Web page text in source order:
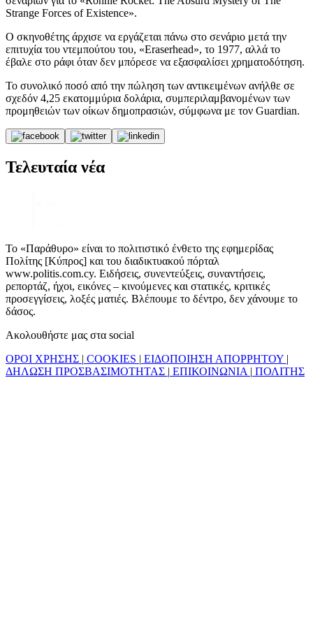
Strange Forces of Existence».
Ο σκηνοθέτης άρχισε να εργάζεται πάνω στο σενάριο μετά την
επιτυχία του ντεμπούτου του, «Eraserhead», το 1977, αλλά το
έβαλε στο ράφι όταν δεν μπόρεσε να εξασφαλίσει χρηματοδότηση.
Το συνολικό ποσό από την πώληση των αντικειμένων ανήλθε σε
σχεδόν 4,25 εκατομμύρια δολάρια, συμπεριλαμβανομένων των
προμηθειών των οίκων δημοπρασιών, σύμφωνα με τον Guardian.
Τελευταία νέα
Το «Παράθυρο» είναι το πολιτιστικό ένθετο της εφημερίδας
Πολίτης [Κύπρος] και του διαδικτυακού πόρταλ
www.politis.com.cy. Ειδήσεις, συνεντεύξεις, συναντήσεις,
ρεπορτάζ, ήχοι, εικόνες – κινούμενες και στατικές, κριτικές
προσεγγίσεις, λοξές ματιές. Βλέπουμε το δέντρο, δεν χάνουμε το
δάσος.
Ακολουθήστε μας στα social
ΟΡΟΙ ΧΡΗΣΗΣ | COOKIES | ΕΙΔΟΠΟΙΗΣΗ ΑΠΟΡΡΗΤΟΥ |
ΔΗΛΩΣΗ ΠΡΟΣΒΑΣΙΜΟΤΗΤΑΣ | ΕΠΙΚΟΙΝΩΝΙΑ | ΠΟΛΙΤΗΣ